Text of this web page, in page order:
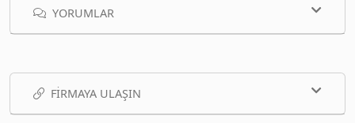
YORUMLAR
FIRMAYA ULAŞIN